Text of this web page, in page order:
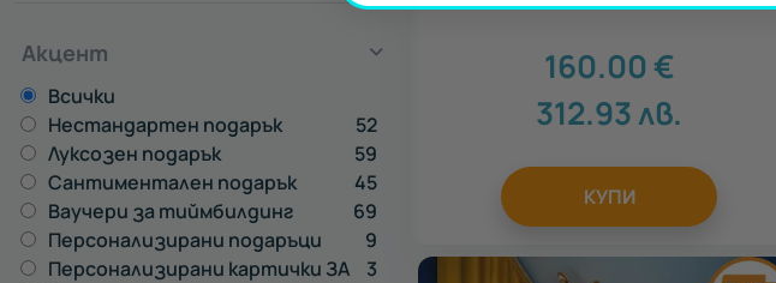
Акцент
Всички
Нестандартен подарък
52
Луксозен подарък
59
Сантиментален подарък
45
Ваучери за тиймбилдинг
69
Персонализирани подаръци
9
Персонализирани картички ЗА
3
160.00€
312.93лв.
КУПИ